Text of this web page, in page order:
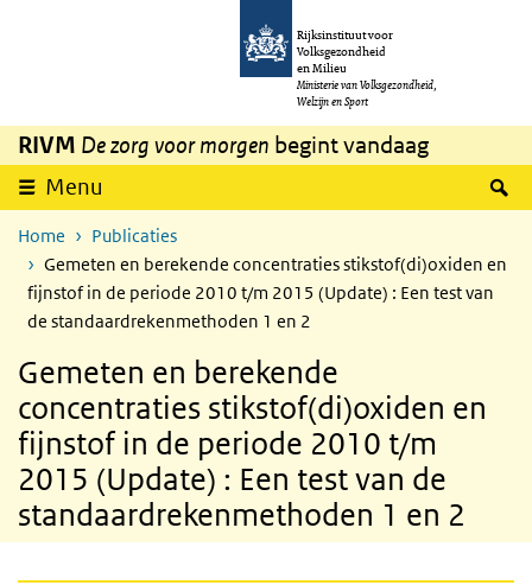
Overslaan en naar de inhoud gaan
Rijksinstituut voor
Volksgezondheid
en Milieu
Ministerie van Volksgezondheid,
Welzijn en Sport
RIVM De zorg voor morgen begint vandaag
Menu
Home
Publicaties
Gemeten en berekende concentraties stikstof(di)oxiden en
fijnstof in de periode 2010 t/m 2015 (Update) : Een test van
de standaardrekenmethoden 1 en 2
Gemeten en berekende
concentraties stikstof(di)oxiden en
fijnstof in de periode 2010 t/m
2015 (Update) : Een test van de
standaardrekenmethoden 1 en 2